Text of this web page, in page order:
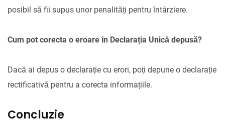
posibil să fii supus unor penalități pentru întârziere.
Cum pot corecta o eroare în Declarația Unică depusă?
Dacă ai depus o declarație cu erori, poți depune o declarație
rectificativă pentru a corecta informațiile.
Concluzie